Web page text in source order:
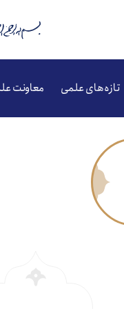
تازه‌های علمی معاونت